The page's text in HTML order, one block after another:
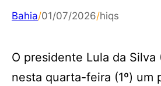
Bahia/01/07/2026/hiqs
O presidente Lula da Silva
nesta quarta-feira (1º) um